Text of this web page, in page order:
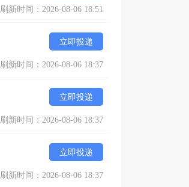
刷新时间：2026-08-06 18:51
立即投递
刷新时间：2026-08-06 18:37
立即投递
刷新时间：2026-08-06 18:37
立即投递
刷新时间：2026-08-06 18:37